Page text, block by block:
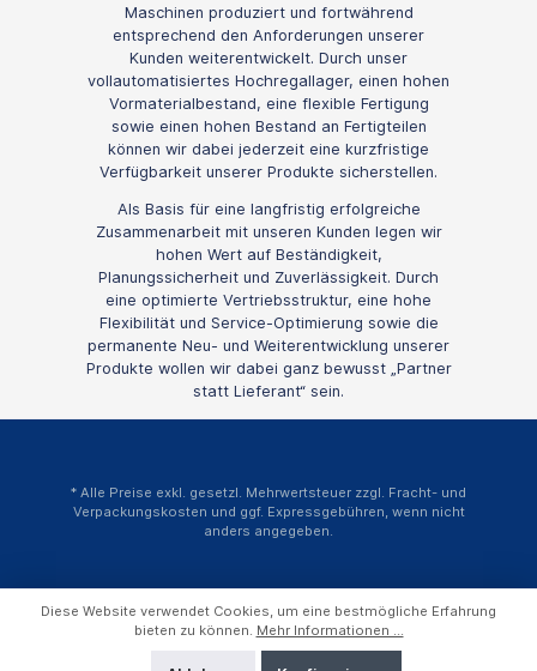
Maschinen produziert und fortwährend
entsprechend den Anforderungen unserer
Kunden weiterentwickelt. Durch unser
vollautomatisiertes Hochregallager, einen hohen
Vormaterialbestand, eine flexible Fertigung
sowie einen hohen Bestand an Fertigteilen
können wir dabei jederzeit eine kurzfristige
Verfügbarkeit unserer Produkte sicherstellen.
Als Basis für eine langfristig erfolgreiche
Zusammenarbeit mit unseren Kunden legen wir
hohen Wert auf Beständigkeit,
Planungssicherheit und Zuverlässigkeit. Durch
eine optimierte Vertriebsstruktur, eine hohe
Flexibilität und Service-Optimierung sowie die
permanente Neu- und Weiterentwicklung unserer
Produkte wollen wir dabei ganz bewusst „Partner
statt Lieferant“ sein.
* Alle Preise exkl. gesetzl. Mehrwertsteuer zzgl. Fracht- und
Verpackungskosten und ggf. Expressgebühren, wenn nicht
anders angegeben.
Diese Website verwendet Cookies, um eine bestmögliche Erfahrung
bieten zu können. Mehr Informationen ...